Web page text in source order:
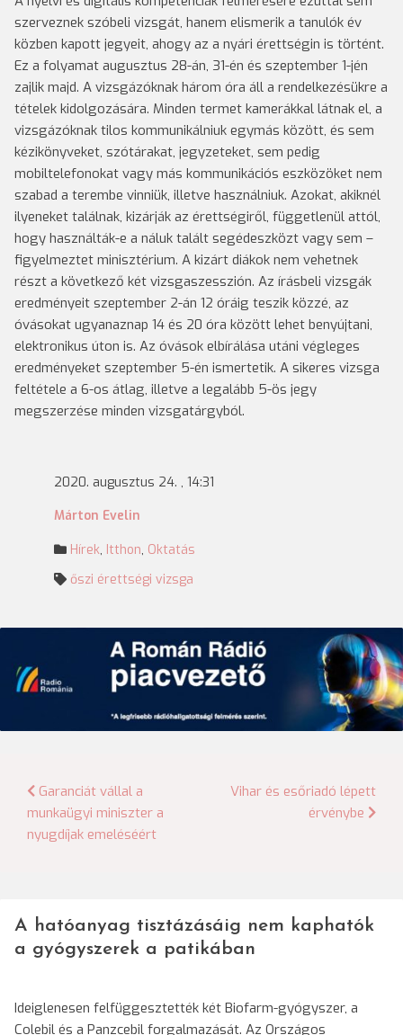
szerveznek szóbeli vizsgát, hanem elismerik a tanulók év
közben kapott jegyeit, ahogy az a nyári érettségin is történt.
Ez a folyamat augusztus 28-án, 31-én és szeptember 1-jén
zajlik majd. A vizsgázóknak három óra áll a rendelkezésükre a
tételek kidolgozására. Minden termet kamerákkal látnak el, a
vizsgázóknak tilos kommunikálniuk egymás között, és sem
kézikönyveket, szótárakat, jegyzeteket, sem pedig
mobiltelefonokat vagy más kommunikációs eszközöket nem
szabad a terembe vinniük, illetve használniuk. Azokat, akiknél
ilyeneket találnak, kizárják az érettségiről, függetlenül attól,
hogy használták-e a náluk talált segédeszközt vagy sem –
figyelmeztet minisztérium. A kizárt diákok nem vehetnek
részt a következő két vizsgaszesszión. Az írásbeli vizsgák
eredményeit szeptember 2-án 12 óráig teszik közzé, az
óvásokat ugyanaznap 14 és 20 óra között lehet benyújtani,
elektronikus úton is. Az óvások elbírálása utáni végleges
eredményeket szeptember 5-én ismertetik. A sikeres vizsga
feltétele a 6-os átlag, illetve a legalább 5-ös jegy
megszerzése minden vizsgatárgyból.
2020. augusztus 24. , 14:31
Márton Evelin
Hírek, Itthon, Oktatás
őszi érettségi vizsga
Bejegyzés
navigáció
Garanciát vállal a
munkaügyi miniszter a
nyugdíjak emeléséért
Vihar és esőriadó lépett
érvénybe
A hatóanyag tisztázásáig nem kaphatók
a gyógyszerek a patikában
Ideiglenesen felfüggesztették két Biofarm-gyógyszer, a
Colebil és a Panzcebil forgalmazását. Az Országos